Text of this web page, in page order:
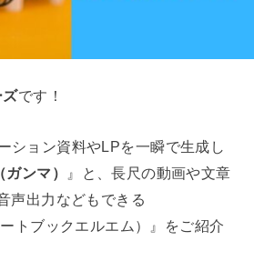
です！
ション資料やLPを一瞬で生成し
ンマ）
』と、長尺の動画や文章
声出力などもできる
ートブックエルエム）』をご紹介